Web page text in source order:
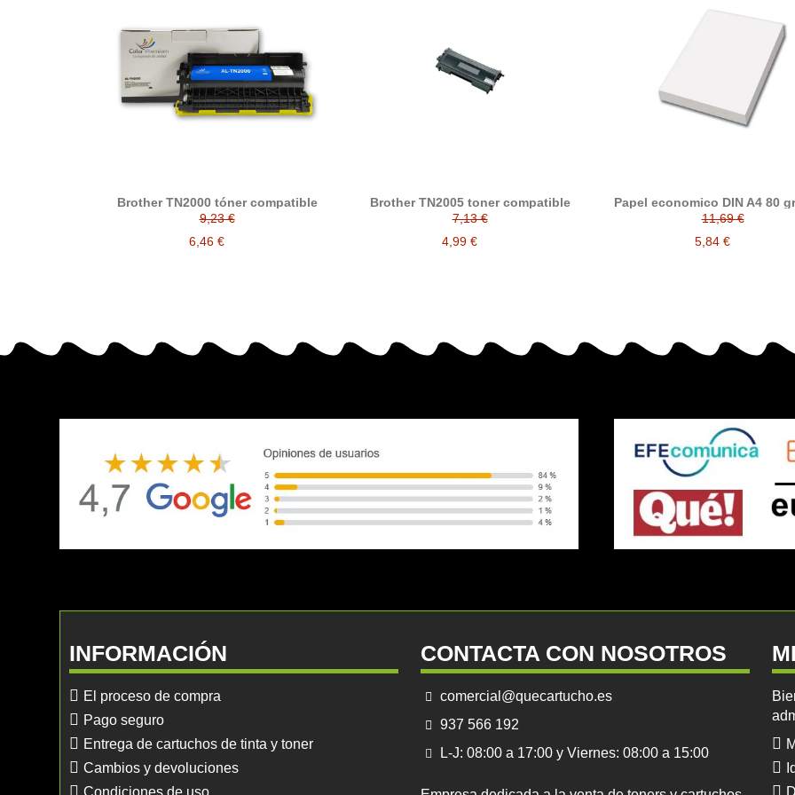
Brother TN2000 tóner compatible
9,23 €
6,46 €
Brother TN2005 toner compatible
7,13 €
4,99 €
Papel economico DIN A4 80
paquete 500 folios
11,69 €
5,84 €
INFORMACIÓN
El proceso de compra
Pago seguro
Entrega de cartuchos de tinta y toner
Cambios y devoluciones
Condiciones de uso
CONTACTA CON NOSOTROS
comercial@quecartucho.es
937 566 192
L-J: 08:00 a 17:00 y Viernes: 08:00 a 15:00